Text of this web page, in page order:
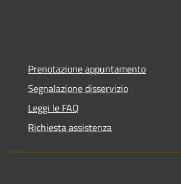
Prenotazione appuntamento
Segnalazione disservizio
Leggi le FAQ
Richiesta assistenza